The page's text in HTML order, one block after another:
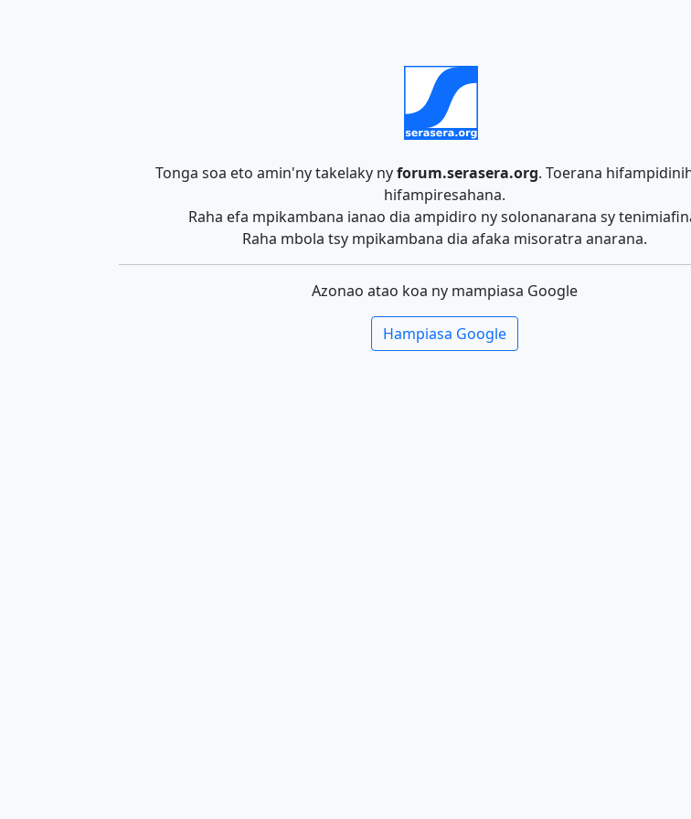
Tonga soa eto amin'ny takelaky nyforum.serasera.org. Toerana
hifampiresahana.
Raha efa mpikambana ianao dia ampidiro ny solonanarana sy
Raha mbola tsy mpikambana dia afaka misoratra anarana.
Azonao atao koa ny mampiasa Google
Hampiasa Google